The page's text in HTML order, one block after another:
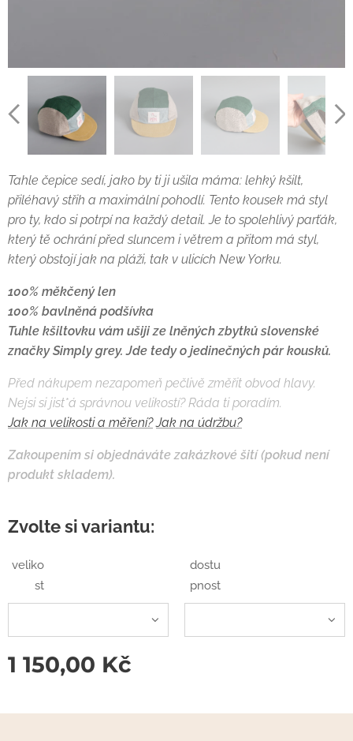
Tahle čepice sedí, jako by ti ji ušila máma: lehký kšilt,
přiléhavý střih a maximální pohodlí. Tento kousek má styl
pro ty, kdo si potrpí na každý detail.Je to spolehlivý parťák,
který tě ochrání před sluncem i větrem a přitom má styl,
který obstojí jak na pláži, tak v ulicích New Yorku.
100% měkčený len
100% bavlněná podšívka
Tuhle kšiltovku vám ušiji ze lněných zbytků slovenské
značky Simply grey. Jde tedy o jedinečných pár kousků.
Před nákupem nezapomeň pečlivě změřit obvod hlavy.
Nejsi si jist*á správnou velikostí? Ráda ti poradím.
Jak na velikosti a měření? Jak na údržbu?
Zakoupením si objednáváte zakázkové šití (pokud není
produkt skladem).
Zvolte si variantu:
veliko
st
dostu
pnost
1 150,00 Kč